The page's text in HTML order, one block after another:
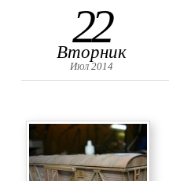
22
Вторник
Июл 2014